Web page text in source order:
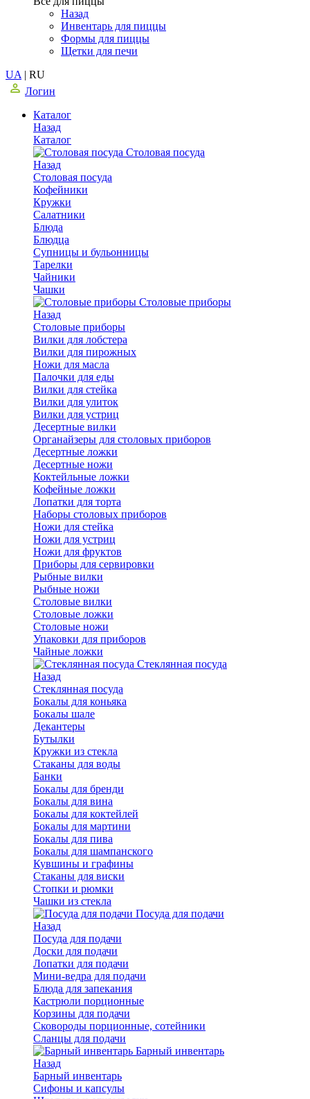
Назад
Инвентарь для пиццы
Формы для пиццы
Щетки для печи
UA | RU
Логин
Каталог
Назад
Каталог
Столовая посуда
Назад
Столовая посуда
Кофейники
Кружки
Салатники
Блюда
Блюдца
Супницы и бульонницы
Тарелки
Чайники
Чашки
Cтоловые приборы
Назад
Cтоловые приборы
Вилки для лобстера
Вилки для пирожных
Ножи для масла
Палочки для еды
Вилки для стейка
Вилки для улиток
Вилки для устриц
Десертные вилки
Органайзеры для столовых приборов
Десертные ложки
Десертные ножи
Коктейльные ложки
Кофейные ложки
Лопатки для торта
Наборы столовых приборов
Ножи для стейка
Ножи для устриц
Ножи для фруктов
Приборы для сервировки
Рыбные вилки
Рыбные ножи
Столовые вилки
Столовые ложки
Столовые ножи
Упаковки для приборов
Чайные ложки
Стеклянная посуда
Назад
Стеклянная посуда
Бокалы для коньяка
Бокалы шале
Декантеры
Бутылки
Кружки из стекла
Стаканы для воды
Банки
Бокалы для бренди
Бокалы для вина
Бокалы для коктейлей
Бокалы для мартини
Бокалы для пива
Бокалы для шампанского
Кувшины и графины
Стаканы для виски
Стопки и рюмки
Чашки из стекла
Посуда для подачи
Назад
Посуда для подачи
Доски для подачи
Лопатки для подачи
Мини-ведра для подачи
Блюда для запекания
Кастрюли порционные
Корзины для подачи
Сковороды порционные, сотейники
Сланцы для подачи
Барный инвентарь
Назад
Барный инвентарь
Сифоны и капсулы